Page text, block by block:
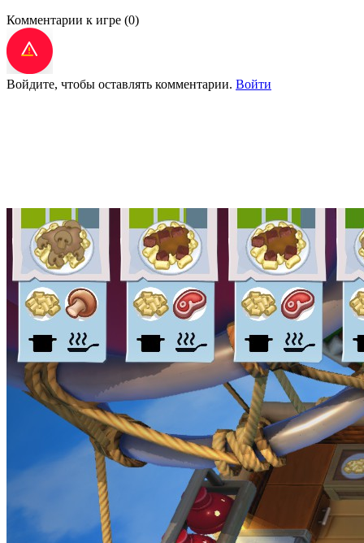
Комментарии к игре (0)
Войдите, чтобы оставлять комментарии. Войти